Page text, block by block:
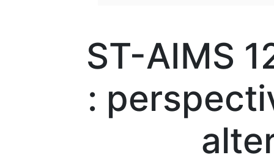
ST-AIMS
: